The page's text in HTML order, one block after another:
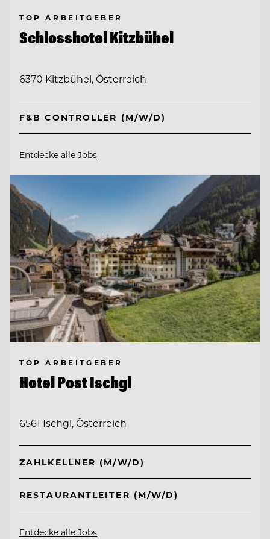
TOP ARBEITGEBER
Schlosshotel Kitzbühel
6370 Kitzbühel, Österreich
F&B CONTROLLER (M/W/D)
Entdecke alle Jobs
TOP ARBEITGEBER
Hotel Post Ischgl
6561 Ischgl, Österreich
ZAHLKELLNER (M/W/D)
RESTAURANTLEITER (M/W/D)
Entdecke alle Jobs